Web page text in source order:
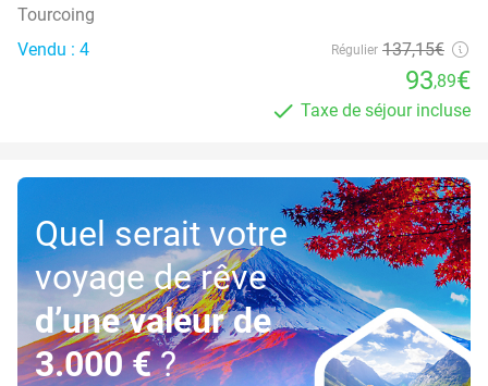
Tourcoing
Vendu : 4
Régulier 137,15€
93,89€
Taxe de séjour incluse
Quel serait votre
voyage de rêve
d’une valeur de
3.000 €?